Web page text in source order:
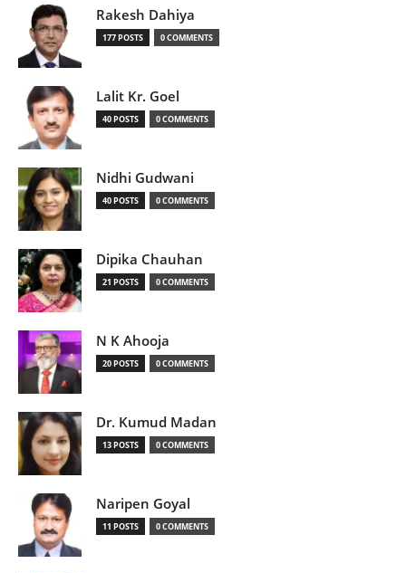
Rakesh Dahiya
177 POSTS 0 COMMENTS
Lalit Kr. Goel
40 POSTS 0 COMMENTS
Nidhi Gudwani
40 POSTS 0 COMMENTS
Dipika Chauhan
21 POSTS 0 COMMENTS
N K Ahooja
20 POSTS 0 COMMENTS
Dr. Kumud Madan
13 POSTS 0 COMMENTS
Naripen Goyal
11 POSTS 0 COMMENTS